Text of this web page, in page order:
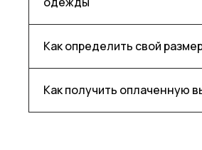
Как определить свой
Как получить оплаченную
за нашими новостями!